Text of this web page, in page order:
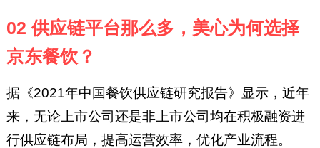
02 供应链平台那么多，美心为何选择
京东餐饮？
据《2021年中国餐饮供应链研究报告》显示，近年
来，无论上市公司还是非上市公司均在积极融资进
行供应链布局，提高运营效率，优化产业流程。